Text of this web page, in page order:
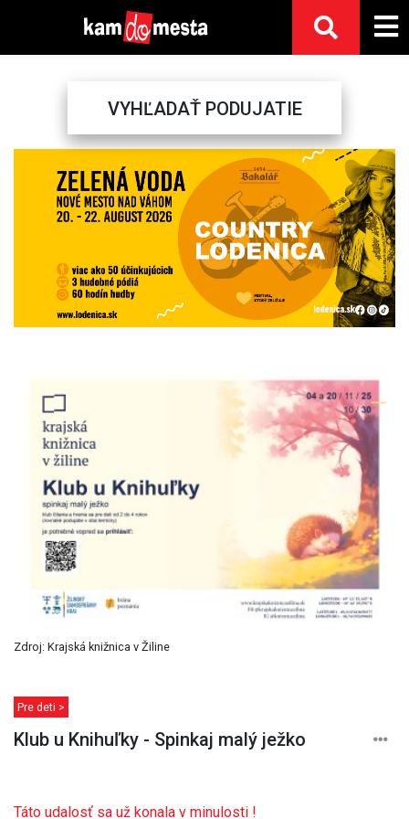
VYHĽADAŤ PODUJATIE
Next
Zdroj: Krajská knižnica v Žiline
Pre deti >
Klub u Knihuľky - Spinkaj malý ježko
Táto udalosť sa už konala v minulosti !